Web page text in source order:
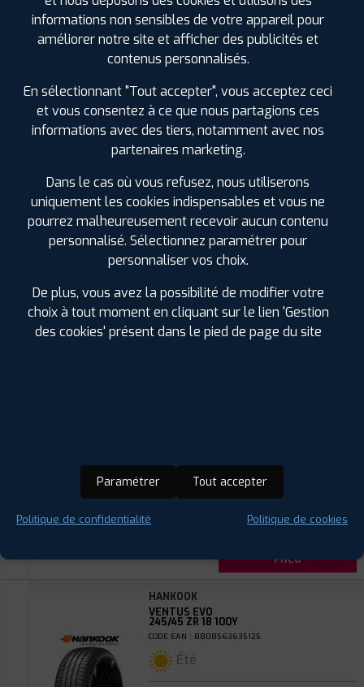
Prix unitaire
131.90
FAIRE INSTALLER CE
HANKOOK
VENTUS EVO
215/45 ZR 18 93Y
CODE EAN : 8808563615400
Été
ⓘ C A B 71
134
FAIRE INSTALLER CE
PNEU
ⓘ A A A
134.90€TTC
PNEU
HANKOOK
VENTUS EVO
245/45 ZR 18 100Y
CODE EAN : 8808563635125
Été
informations non sensibles de votre appareil pour
améliorer notre site et afficher des publicités et
contenus personnalisés.
En sélectionnant "Tout accepter", vous acceptez ceci
et vous consentez à ce que nous partagions ces
informations avec des tiers, notamment avec nos
partenaires marketing.
Dans le cas où vous refusez, nous utiliserons
uniquement les cookies indispensables et vous ne
pourrez malheureusement recevoir aucun contenu
personnalisé. Sélectionnez paramétrer pour
personnaliser vos choix.
De plus, vous avez la possibilité de modifier votre
choix à tout moment en cliquant sur le lien 'Gestion
des cookies' présent dans le pied de page du site
Paramétrer Tout accepter
Politique de confidentialité Politique de cookies